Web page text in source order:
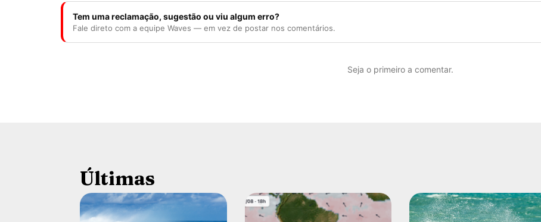
Tem uma reclamação, sugestão ou viu algum erro?
Fale direto com a equipe Waves — em vez de postar nos comentários.
Seja o primeiro a comentar.
Últimas